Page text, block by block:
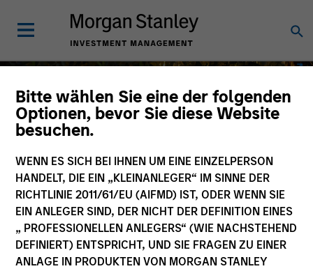
Bitte wählen Sie eine der folgenden
Optionen, bevor Sie diese Website
besuchen.
WENN ES SICH BEI IHNEN UM EINE EINZELPERSON
HANDELT, DIE EIN „KLEINANLEGER“ IM SINNE DER
RICHTLINIE 2011/61/EU (AIFMD) IST, ODER WENN SIE
EIN ANLEGER SIND, DER NICHT DER DEFINITION EINES
„ PROFESSIONELLEN ANLEGERS“ (WIE NACHSTEHEND
DEFINIERT) ENTSPRICHT, UND SIE FRAGEN ZU EINER
ANLAGE IN PRODUKTEN VON MORGAN STANLEY
GLOBAL BRANDS FUND